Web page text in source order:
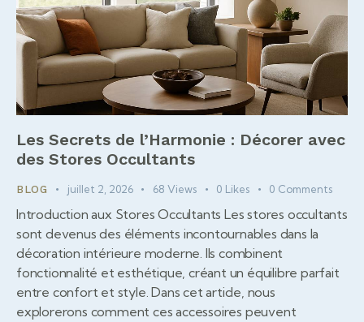
Les Secrets de l’Harmonie : Décorer avec
des Stores Occultants
BLOG juillet 2, 2026 68 Views 0 Likes 0 Comments
Introduction aux Stores Occultants Les stores occultants
sont devenus des éléments incontournables dans la
décoration intérieure moderne. Ils combinent
fonctionnalité et esthétique, créant un équilibre parfait
entre confort et style. Dans cet article, nous
explorerons comment ces accessoires peuvent